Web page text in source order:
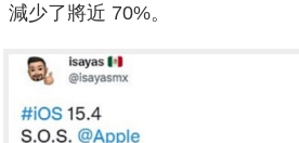
減少了將近 70%。